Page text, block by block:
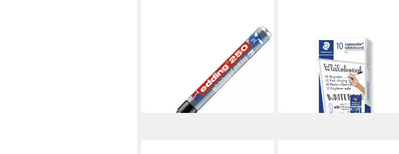
Whiteboardmarker 250 schwarz
Rundspitze nachfüllbar, geruchsarme
lieferbar in 3 Wochen
Whiteboard Marker 10
Whiteboardmarker LUMOCOLOR M-
Spitze 1mm schwarz, M-Spitze; Xylol-
& Toluolfreie Tinte
lieferbar - in 5-6 Werktagen bei dir